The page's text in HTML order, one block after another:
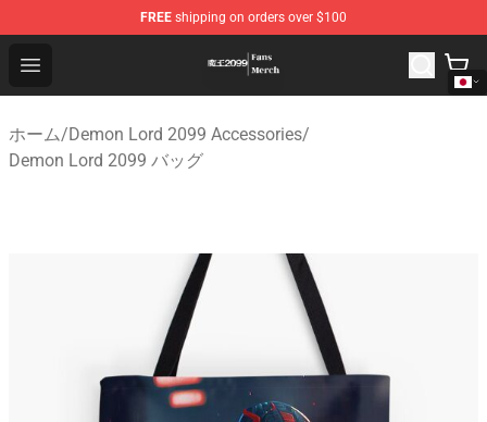
FREE shipping on orders over $100
Open menu
Demon Lord 2099 Store - Official Demon Lord 2099
ホーム/Demon Lord 2099 Accessories/
Demon Lord 2099 バッグ